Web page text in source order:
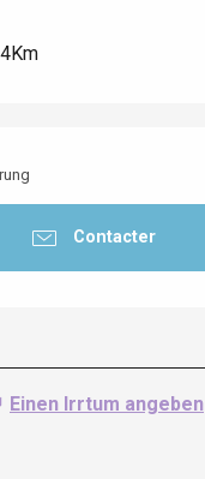
Contacter
Einen Irrtum angeben